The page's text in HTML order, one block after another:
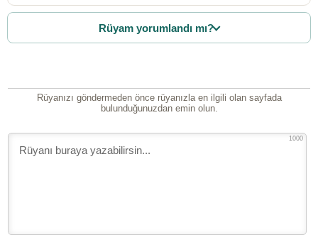
Rüyam yorumlandı mı?
Rüyanızı göndermeden önce rüyanızla en ilgili olan sayfada
bulunduğunuzdan emin olun.
1000